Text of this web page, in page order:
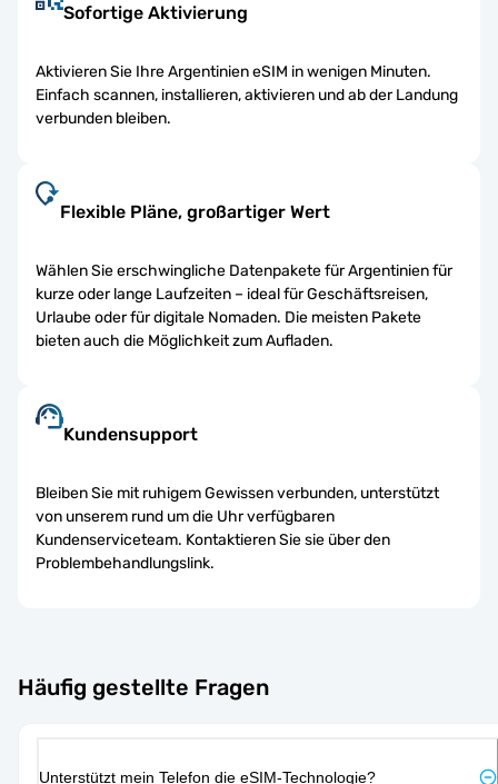
Sofortige Aktivierung
Aktivieren Sie Ihre Argentinien eSIM in wenigen Minuten.
Einfach scannen, installieren, aktivieren und ab der Landung
verbunden bleiben.
Flexible Pläne, großartiger Wert
Wählen Sie erschwingliche Datenpakete für Argentinien für
kurze oder lange Laufzeiten – ideal für Geschäftsreisen,
Urlaube oder für digitale Nomaden. Die meisten Pakete
bieten auch die Möglichkeit zum Aufladen.
Kundensupport
Bleiben Sie mit ruhigem Gewissen verbunden, unterstützt
von unserem rund um die Uhr verfügbaren
Kundenserviceteam. Kontaktieren Sie sie über den
Problembehandlungslink.
Häufig gestellte Fragen
Unterstützt mein Telefon die eSIM-Technologie?